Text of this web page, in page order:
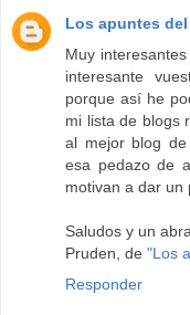
Los apuntes
Muy
interesante
porque así he
mi lista de blogs
al mejor blog
esa pedazo de
motivan a dar un
Saludos y un
Pruden, de "Los
Responder